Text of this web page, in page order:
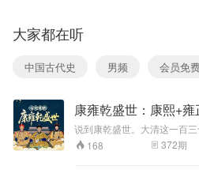
千言，涉及到哲
学、伦理学、政治
学、军事学等诸多
学科，历来被学人
《道德经》道出了
天地万物变化的玄
机，更指出了处世
的方略。《道德经
全集》提供了《道
想到女帝凶猛
取予求，林尘
神龙武魂，收
世神剑，从
改命，剑武双
万界独尊！一
大家都在听
中国古代史 男频 会员免
康雍乾盛世：康熙+
传奇
说到康乾盛世。大清这一百三
不开康熙、雍正、乾隆三位帝
们一个是在位最久的守成开拓
168 372期